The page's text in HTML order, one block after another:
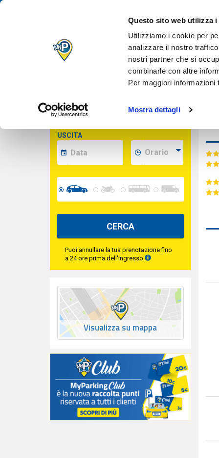
Questo sito web utilizza i
Utilizziamo i cookie per
analizzare il nostro
nostri partner che si
combinarle con altre
Per maggiori
Mostra dettagli
IL TUO
QUANDO VUOI
Inserisci le date per calcolare il prezzo
USCITA
CERCA
Puoi annullare la tua prenotazione fino
a 24 ore prima dell'ingresso
Visualizza su mappa